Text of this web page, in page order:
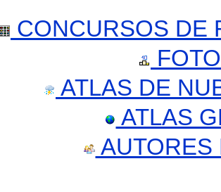
CONCURSOS DE
ATLAS DE
ATLAS
AUTORES